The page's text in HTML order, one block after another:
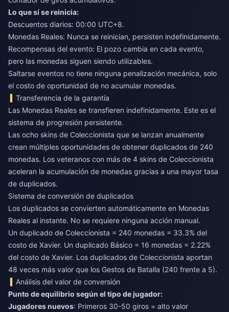
Lo que sí se reinicia:
Descuentos diarios: 00:00 UTC+8.
Monedas Reales: Nunca se reinician, persisten indefinidamente.
Recompensas del evento: El pozo cambia en cada evento,
pero las monedas siguen siendo utilizables.
Saltarse eventos no tiene ninguna penalización mecánica, solo
el costo de oportunidad de no acumular monedas.
Transferencia de la garantía
Las Monedas Reales se transfieren indefinidamente. Este es el
sistema de progresión persistente.
Las ocho skins de Coleccionista que se lanzan anualmente
crean múltiples oportunidades de obtener duplicados de 240
monedas. Los veteranos con más de 4 skins de Coleccionista
aceleran la acumulación de monedas gracias a una mayor tasa
de duplicados.
Sistema de conversión de duplicados
Los duplicados se convierten automáticamente en Monedas
Reales al instante. No se requiere ninguna acción manual.
Un duplicado de Coleccionista = 240 monedas = 33.3% del
costo de Xavier. Un duplicado Básico = 16 monedas = 2.22%
del costo de Xavier. Los duplicados de Coleccionista aportan
48 veces más valor que los Gestos de Batalla (240 frente a 5).
Análisis del valor de conversión
Punto de equilibrio según el tipo de jugador:
Jugadores nuevos: Primeros 30-50 giros = alto valor